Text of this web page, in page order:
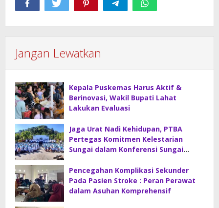
Jangan Lewatkan
Kepala Puskemas Harus Aktif &
Berinovasi, Wakil Bupati Lahat
Lakukan Evaluasi
Jaga Urat Nadi Kehidupan, PTBA
Pertegas Komitmen Kelestarian
Sungai dalam Konferensi Sungai
Pencegahan Komplikasi Sekunder
Pada Pasien Stroke : Peran Perawat
dalam Asuhan Komprehensif